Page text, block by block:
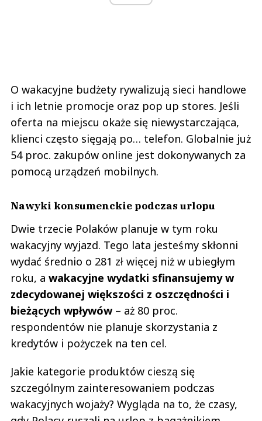
O wakacyjne budżety rywalizują sieci handlowe
i ich letnie promocje oraz pop up stores. Jeśli
oferta na miejscu okaże się niewystarczająca,
klienci często sięgają po… telefon. Globalnie już
54 proc. zakupów online jest dokonywanych za
pomocą urządzeń mobilnych.
Nawyki konsumenckie podczas urlopu
Dwie trzecie Polaków planuje w tym roku
wakacyjny wyjazd. Tego lata jesteśmy skłonni
wydać średnio o 281 zł więcej niż w ubiegłym
roku, a wakacyjne wydatki sfinansujemy w
zdecydowanej większości z oszczędności i
bieżących wpływów– aż 80 proc.
respondentów nie planuje skorzystania z
kredytów i pożyczek na ten cel.
Jakie kategorie produktów cieszą się
szczególnym zainteresowaniem podczas
wakacyjnych wojaży? Wygląda na to, że czasy,